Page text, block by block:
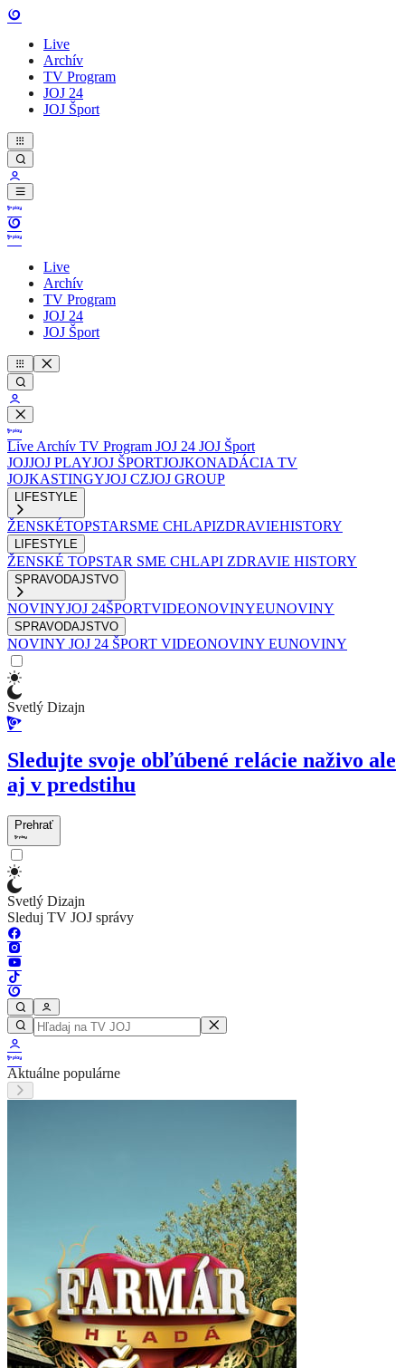
Live
Archív
TV Program
JOJ 24
JOJ Šport
Live
Archív
TV Program
JOJ 24
JOJ Šport
Live Archív TV Program JOJ 24 JOJ Šport
JOJJOJ PLAYJOJ ŠPORTJOJKONADÁCIA TV
JOJKASTINGYJOJ CZJOJ GROUP
LIFESTYLE
ŽENSKÉTOPSTARSME CHLAPIZDRAVIEHISTORY
LIFESTYLE
ŽENSKÉ TOPSTAR SME CHLAPI ZDRAVIE HISTORY
SPRAVODAJSTVO
NOVINYJOJ 24ŠPORTVIDEONOVINYEUNOVINY
SPRAVODAJSTVO
NOVINY JOJ 24 ŠPORT VIDEONOVINY EUNOVINY
Svetlý Dizajn
Sledujte svoje obľúbené relácie naživo ale
aj v predstihu
Prehrať
Svetlý Dizajn
Sleduj TV JOJ správy
Aktuálne populárne